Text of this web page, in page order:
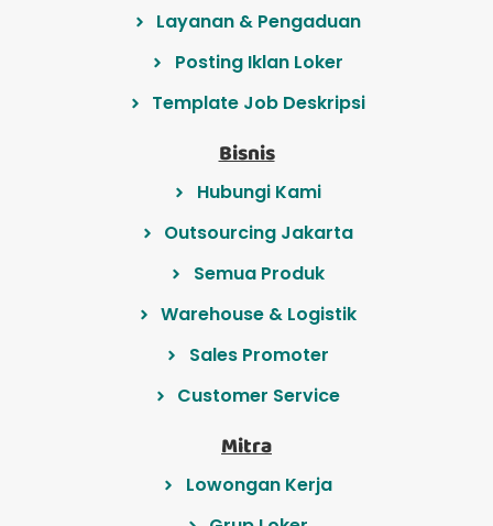
Layanan & Pengaduan
Posting Iklan Loker
Template Job Deskripsi
Bisnis
Hubungi Kami
Outsourcing Jakarta
Semua Produk
Warehouse & Logistik
Sales Promoter
Customer Service
Mitra
Lowongan Kerja